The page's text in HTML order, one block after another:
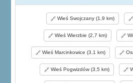
Wieś Swojczany (1,9 km)
Wieś Wierzbie (2,7 km)
Wieś Marcinkowice (3,1 km)
Wieś Pogwizdów (3,5 km)